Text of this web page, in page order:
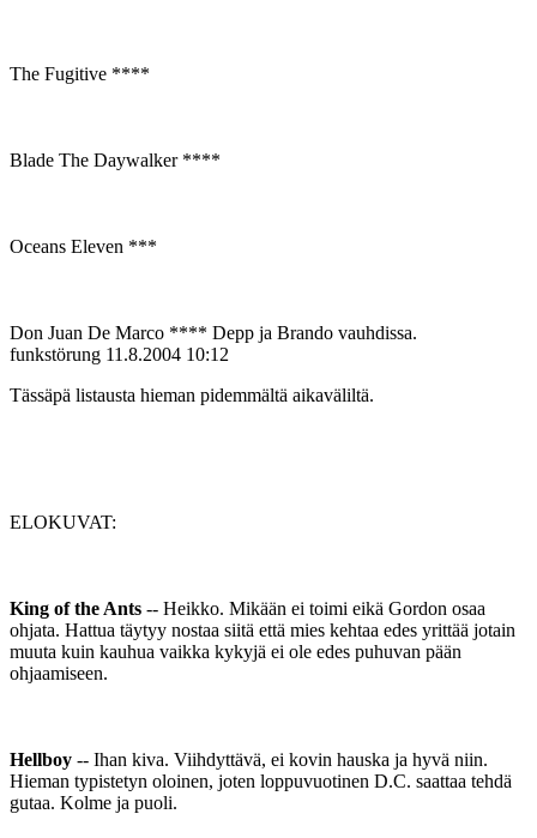
The Fugitive ****
Blade The Daywalker ****
Oceans Eleven ***
Don Juan De Marco **** Depp ja Brando vauhdissa.
funkstörung 11.8.2004 10:12
Tässäpä listausta hieman pidemmältä aikaväliltä.
ELOKUVAT:
King of the Ants -- Heikko. Mikään ei toimi eikä Gordon osaa
ohjata. Hattua täytyy nostaa siitä että mies kehtaa edes yrittää jotain
muuta kuin kauhua vaikka kykyjä ei ole edes puhuvan pään
ohjaamiseen.
Hellboy -- Ihan kiva. Viihdyttävä, ei kovin hauska ja hyvä niin.
Hieman typistetyn oloinen, joten loppuvuotinen D.C. saattaa tehdä
gutaa. Kolme ja puoli.